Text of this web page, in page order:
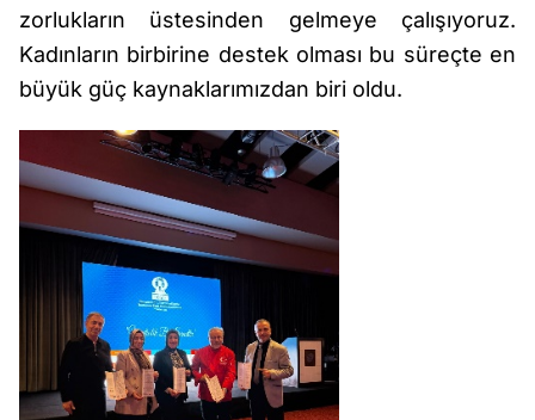
zorlukların üstesinden gelmeye çalışıyoruz.
Kadınların birbirine destek olması bu süreçte en
büyük güç kaynaklarımızdan biri oldu.